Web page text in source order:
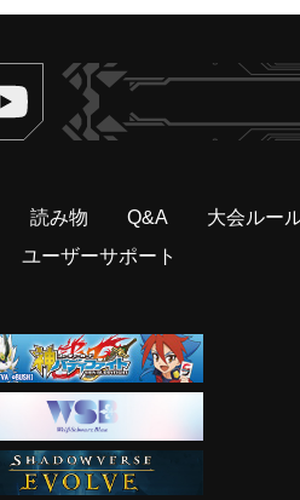
ヴァンガードch
読み物 Q&A
大会ルー
ユーザーサポート